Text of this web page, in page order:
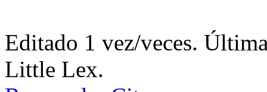
Editado 1 vez/veces.
Little Lex.